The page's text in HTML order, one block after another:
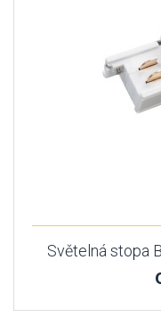
Světelná stopa